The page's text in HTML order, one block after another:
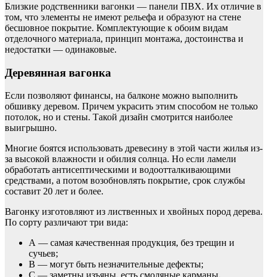
Близкие родственники вагонки — панели ПВХ. Их отличие в
том, что элементы не имеют рельефа и образуют на стене
бесшовное покрытие. Комплектующие к обоим видам
отделочного материала, принцип монтажа, достоинства и
недостатки — одинаковые.
Деревянная вагонка
Если позволяют финансы, на балконе можно выполнить
обшивку деревом. Причем украсить этим способом не только
потолок, но и стены. Такой дизайн смотрится наиболее
выигрышно.
Многие боятся использовать древесину в этой части жилья из-
за высокой влажности и обилия солнца. Но если ламели
обработать антисептическими и водоотталкивающими
средствами, а потом возобновлять покрытие, срок службы
составит 20 лет и более.
Вагонку изготовляют из лиственных и хвойных пород дерева.
По сорту различают три вида:
А — самая качественная продукция, без трещин и
сучьев;
В — могут быть незначительные дефекты;